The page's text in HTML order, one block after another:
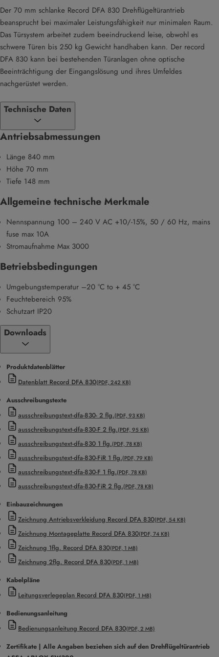
Der 70 mm schlanke Record DFA 830 Drehflügeltürantrieb
beansprucht bei maximaler Leistungsfähigkeit nur minimalen Raum.
Das Türsystem arbeitet zudem beeindruckend leise, obwohl es
schwere Türen bis 250 kg Gewicht handhaben kann. Der record
DFA 830 kann bei bestehenden Türanlagen ohne optische
Beeinträchtigung der Eingangslösung und ihres Umfeldes
nachgerüstet werden.
Technische Daten
Antriebsabmessungen
Länge 840 mm
Höhe 70 mm
Tiefe 148 mm
Allgemeine technische Merkmale
Nennspannung 100 – 240 V AC +10/-15%, 50 / 60 Hz, mains
fuse max 10A
Stromaufnahme Max 3000
Betriebsbedingungen
Umgebungstemperatur –20 °C to + 45 °C
Feuchtebereich 95%
Schutzart IP20
Downloads
Produktdatenblätter
Datenblatt Record DFA 830(PDF, 242 KB)
Ausschreibungstexte
ausschreibungstext-dfa-830- 2 flg.(PDF, 93 KB)
ausschreibungstext-dfa-830-F 2 flg.(PDF, 95 KB)
ausschreibungstext-dfa-830 1 flg.(PDF, 78 KB)
ausschreibungstext-dfa-830-FiR 1 flg.(PDF, 79 KB)
ausschreibungstext-dfa-830-F 1 flg.(PDF, 78 KB)
ausschreibungstext-dfa-830-FiR 2 flg.(PDF, 78 KB)
Einbauzeichnungen
Zeichnung Antriebsverkleidung Record DFA 830(PDF, 54 KB)
Zeichnung Montageplatte Record DFA 830(PDF, 74 KB)
Zeichnung 1flg. Record DFA 830(PDF, 1 MB)
Zeichnung 2flg. Record DFA 830(PDF, 1 MB)
Kabelpläne
Leitungsverlegeplan Record DFA 830(PDF, 1 MB)
Bedienungsanleitung
Bedienungsanleitung Record DFA 830(PDF, 2 MB)
Zertifikate | Alle Angaben beziehen sich auf den Drehflügeltürantrieb